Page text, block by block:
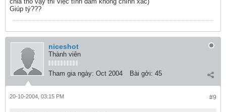
Giúp tý???
niceshot
Thành viên
Tham gia ngày: Oct 2004 Bài gởi: 45
#9
20-10-2004, 03:15 PM